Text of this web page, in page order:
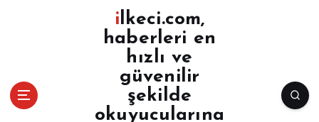
ilkeci.com,
haberleri en
hızlı ve
güvenilir
şekilde
okuyucularına